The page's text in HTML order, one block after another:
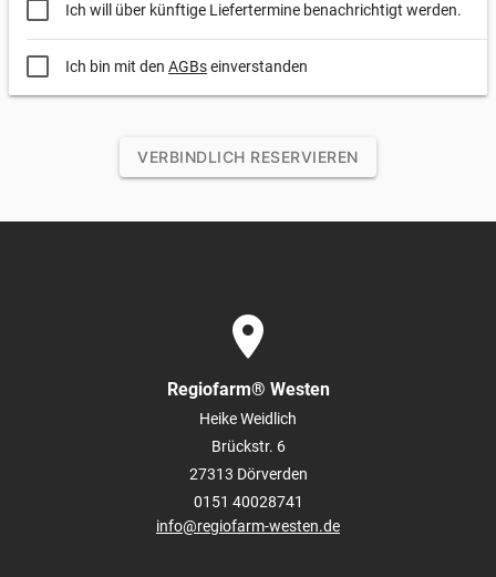
Ich will über künftige Liefertermine benachrichtigt werden.
Ich bin mit den AGBseinverstanden
VERBINDLICH RESERVIEREN
place
Regiofarm® Westen
Heike Weidlich
Brückstr. 6
27313 Dörverden
0151 40028741
info@regiofarm-westen.de